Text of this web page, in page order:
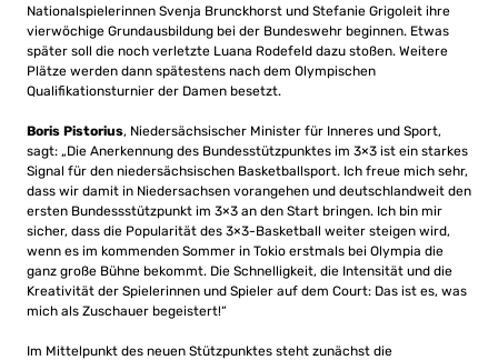
Nationalspielerinnen Svenja Brunckhorst und Stefanie Grigoleit ihre
vierwöchige Grundausbildung bei der Bundeswehr beginnen. Etwas
später soll die noch verletzte Luana Rodefeld dazu stoßen. Weitere
Plätze werden dann spätestens nach dem Olympischen
Qualifikationsturnier der Damen besetzt.
Boris Pistorius, Niedersächsischer Minister für Inneres und Sport,
sagt: „Die Anerkennung des Bundesstützpunktes im 3×3 ist ein starkes
Signal für den niedersächsischen Basketballsport. Ich freue mich sehr,
dass wir damit in Niedersachsen vorangehen und deutschlandweit den
ersten Bundessstützpunkt im 3×3 an den Start bringen. Ich bin mir
sicher, dass die Popularität des 3×3-Basketball weiter steigen wird,
wenn es im kommenden Sommer in Tokio erstmals bei Olympia die
ganz große Bühne bekommt. Die Schnelligkeit, die Intensität und die
Kreativität der Spielerinnen und Spieler auf dem Court: Das ist es, was
mich als Zuschauer begeistert!“
Im Mittelpunkt des neuen Stützpunktes steht zunächst die